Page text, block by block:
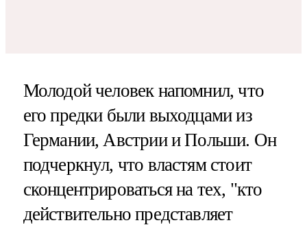
Молодой человек напомнил, что
его предки были выходцами из
Германии, Австрии и Польши. Он
подчеркнул, что властям стоит
сконцентрироваться на тех, "кто
действительно представляет